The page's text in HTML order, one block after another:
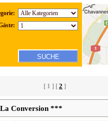
[ 1 ] [ 2 ]
Conversion ***